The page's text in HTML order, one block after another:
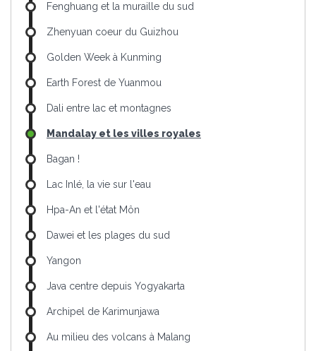
Fenghuang et la muraille du sud
Zhenyuan coeur du Guizhou
Golden Week à Kunming
Earth Forest de Yuanmou
Dali entre lac et montagnes
Mandalay et les villes royales
Bagan !
Lac Inlé, la vie sur l'eau
Hpa-An et l'état Môn
Dawei et les plages du sud
Yangon
Java centre depuis Yogyakarta
Archipel de Karimunjawa
Au milieu des volcans à Malang